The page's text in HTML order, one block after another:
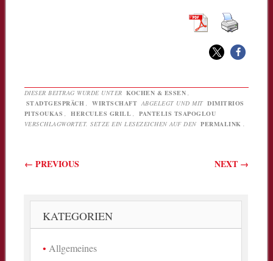
DIESER BEITRAG WURDE UNTER KOCHEN & ESSEN
STADTGESPRÄCH
WIRTSCHAFT ABGELEGT UND MIT DIMITRIOS
PITSOUKAS
HERCULES GRILL
PANTELIS TSAPOGLOU
VERSCHLAGWORTET. SETZE EIN LESEZEICHEN AUF DEN PERMALINK
Beitragsnavigation
← PREVIOUS NEXT →
KATEGORIEN
Allgemeines